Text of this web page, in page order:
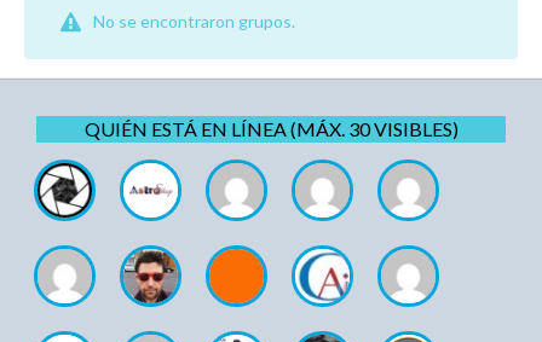
No se encontraron grupos.
QUIÉN ESTÁ EN LÍNEA (MÁX. 30 VISIBLES)